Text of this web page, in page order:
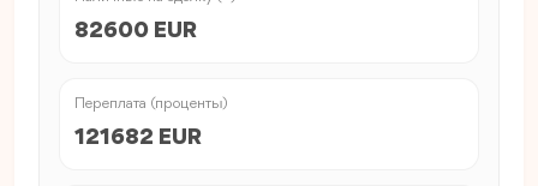
82600 EUR
Переплата (проценты)
121682 EUR